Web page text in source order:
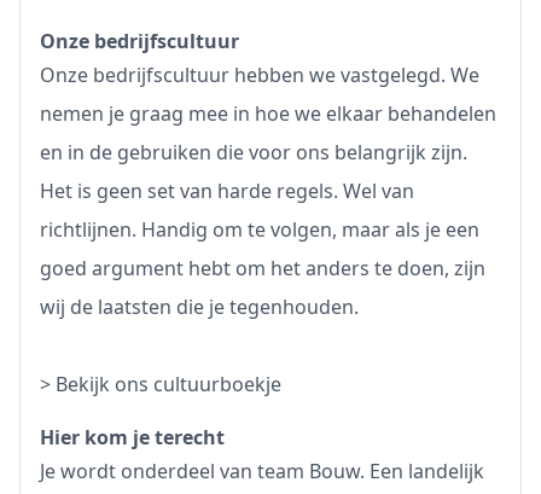
Onze bedrijfscultuur
Onze bedrijfscultuur hebben we vastgelegd. We
nemen je graag mee in hoe we elkaar behandelen
en in de gebruiken die voor ons belangrijk zijn.
Het is geen set van harde regels. Wel van
richtlijnen. Handig om te volgen, maar als je een
goed argument hebt om het anders te doen, zijn
wij de laatsten die je tegenhouden.
> Bekijk ons cultuurboekje
Hier kom je terecht
Je wordt onderdeel van team Bouw. Een landelijk